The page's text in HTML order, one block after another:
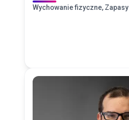
Wychowanie fizyczne, Zapasy